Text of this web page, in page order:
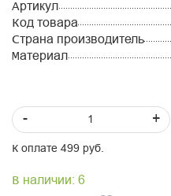
Артикул
Код товара
Страна производитель
Материал
- +
К оплате 499 руб.
В наличии: 6